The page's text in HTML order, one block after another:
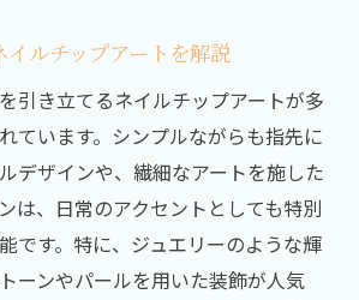
イルチップアートを解説
引き立てるネイルチップアートが多
ています。シンプルながらも指先に
デザインや、繊細なアートを施した
は、日常のアクセントとしても特別
です。特に、ジュエリーのような輝
ーンやパールを用いた装飾が人気